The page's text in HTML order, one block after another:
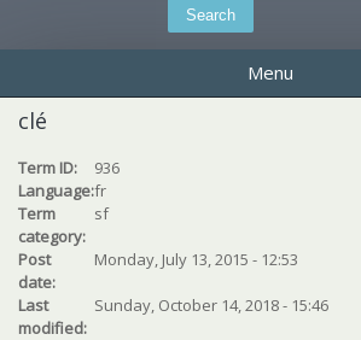
Menu
clé
Term ID:
936
Language:fr
Term
category:
sf
Post
date:
Monday, July 13, 2015 - 12:53
Last
modified:
Sunday, October 14, 2018 - 15:46